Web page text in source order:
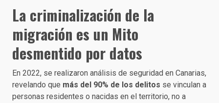
La criminalización de la
migración es un Mito
desmentido por datos
En 2022, se realizaron análisis de seguridad en Canarias,
revelando que más del 90% de los delitos se vinculan a
personas residentes o nacidas en el territorio, no a